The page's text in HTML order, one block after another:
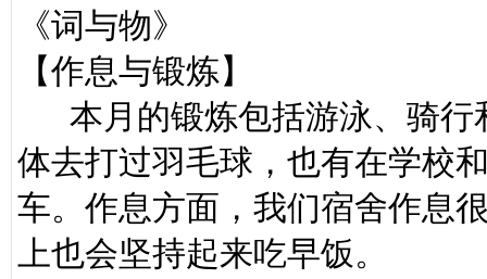
《词与物》
【作息与锻炼】
本月的锻炼包括游泳、骑行
体去打过羽毛球，也有在学校
车。作息方面，我们宿舍作息
上也会坚持起来吃早饭。